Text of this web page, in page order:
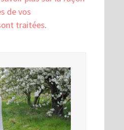
de vos
traitées.